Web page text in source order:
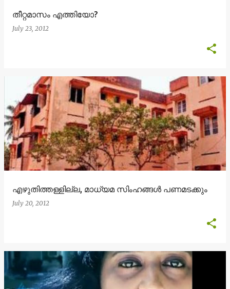
തീറ്റമാസം എത്തിയോ?
July 23, 2012
എഴുതിത്തള്ളില്ല, മാധ്യമ സിംഹങ്ങള്‍ പണമടക്കും
July 20, 2012